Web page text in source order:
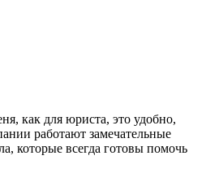
как для юриста, это удобно,
работают замечательные
которые всегда готовы помочь